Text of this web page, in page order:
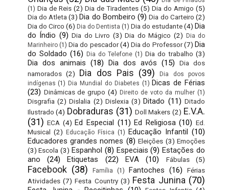
(1) Dia de Reis (2) Dia de Tiradentes (5) Dia do Amigo (5)
Dia do Atleta (3) Dia do Bombeiro (9) Dia do Carteiro (2)
Dia do Circo (6) Dia do Dentista (1) Dia do estudante(4) Dia
do Índio (9) Dia do Livro (3) Dia do Mágico (2)
Dia do
Marinheiro (1) Dia do pescador (4) Dia do Professor (7) Dia
do Soldado (16) Dia do Telefone (1) Dia do trabalho (3)
Dia dos animais (18) Dia dos avós (15)
Dia dos
namorados (2) Dia dos Pais (39)
Dia dos povos
indígenas (1) Dia Mundial do Diabetes (1) Dicas de Férias
(23) Dinâmicas de grupo (4) Direito de voto da mulher (1)
Disgrafia (2) Dislalia (2) Dislexia (3) Ditado (11) Ditado
Ilustrado (4) Dobraduras (31) Doll Makers (2) E.V.A.
(31) ECA (4) Ed Especial (11) Ed Religiosa (10) Ed.
Musical (2) Educação Física (1) Educação Infantil (10)
Educadores grandes nomes (8) Eleições (3) Emoções
(3) Escola (3) Espanhol (8) Especiais (9) Estações do
ano
(24) Etiquetas (22) EVA (10) Fábulas (5)
Facebook (38) Família (1) Fantoches (16)
Férias
Atividades (7) Festa Country (3) Festa Junina (70)